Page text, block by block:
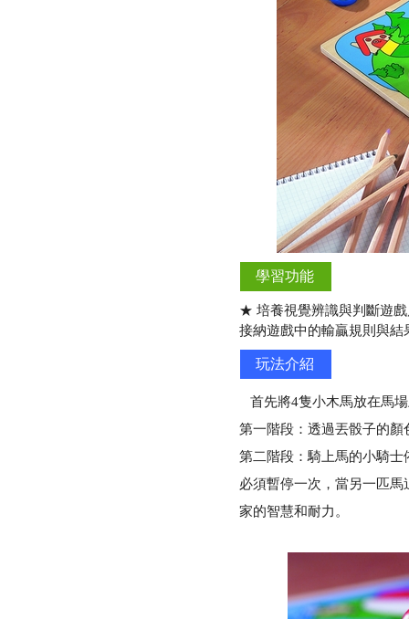
學習功能
★ 培養視覺辨識與判斷遊
接納遊戲中的輸贏規則與
玩法介紹
首先將4隻小木馬放在馬
第一階段：透過丟骰子的
第二階段：騎上馬的小騎
必須暫停一次，當另一匹
家的智慧和耐力。